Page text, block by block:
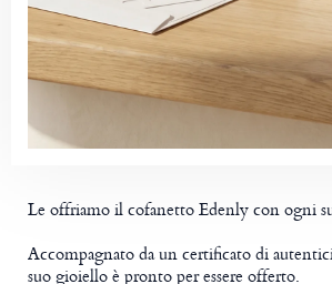
Le offriamo il cofanetto Edenly con ogni
Accompagnato da un certificato di
suo gioiello è pronto per essere offerto.